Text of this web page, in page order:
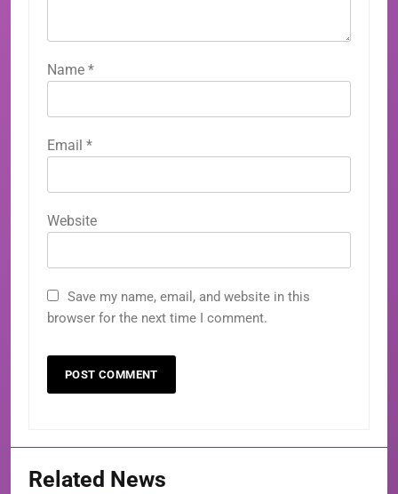
Name *
Email *
Website
Save my name, email, and website in this
browser for the next time I comment.
Related News